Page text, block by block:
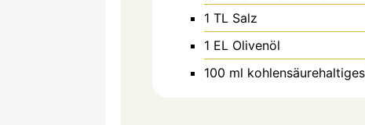
1 TL Salz
1 EL Olivenöl
100 ml kohlensäurehaltiges